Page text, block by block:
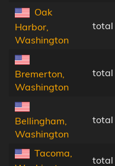
Oak
Harbor,
Washington
total
Bremerton,
Washington
total
Bellingham,
Washington
total
Tacoma,
total